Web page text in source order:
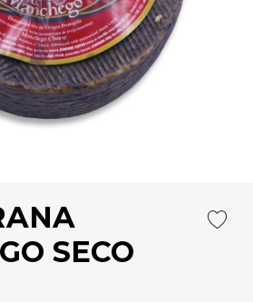
SECO